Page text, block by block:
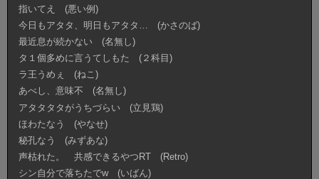
指いてえ (悪い例)
今日もアタタ、明日もアタタ… (かさのば)
最近息が続かない (名無し)
タ１個多めに言うてしもた (２科目)
ラ王うめぇ (ねこ)
あべし、意味不 (名無し)
アタタタタがうちづらい (立見鶏)
ほわたなう (やなせ)
秘孔なう (みずあな)
声枯れた。 共感できるやつRT (Retro)
シン自分で落ちたでw (いばん)